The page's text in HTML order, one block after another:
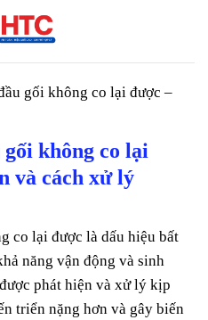
gối không co lại được –
không co lại
và cách xử lý
co lại được là dấu hiệu bất
năng vận động và sinh
phát hiện và xử lý kịp
triển nặng hơn và gây biến